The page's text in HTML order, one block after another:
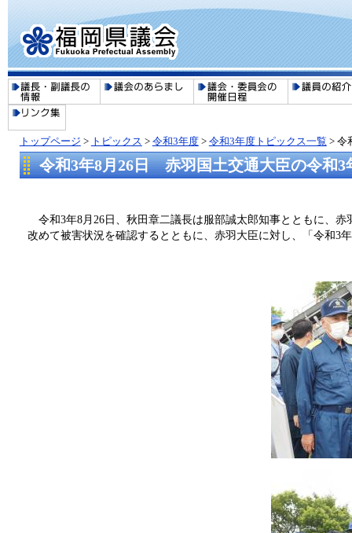
トップページ > トピックス > 令和3年度> 令和3年度トピックス一覧 > 令
令和3年8月26日 赤羽国土交通大臣の令和3
令和3年8月26日、秋田章二議長は服部誠太郎知事とともに、
改めて被害状況を確認するとともに、赤羽大臣に対し、「令和3